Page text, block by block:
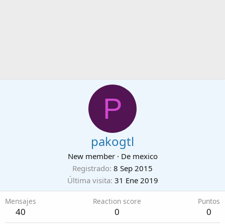
P
pakogtl
New member · De mexico
Registrado 8 Sep 2015
Última visita 31 Ene 2019
Mensajes
40
Reaction score
0
Puntos
0